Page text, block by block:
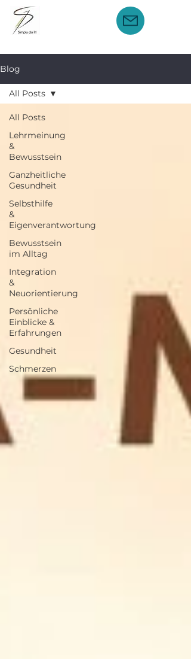
Blog
All Posts
Lehrmeinung
&
Bewusstsein
Ganzheitliche
Gesundheit
Selbsthilfe
&
Eigenverantwortung
Bewusstsein
im Alltag
Integration
&
Neuorientierung
Persönliche
Einblicke &
Erfahrungen
Gesundheit
Schmerzen
All Posts